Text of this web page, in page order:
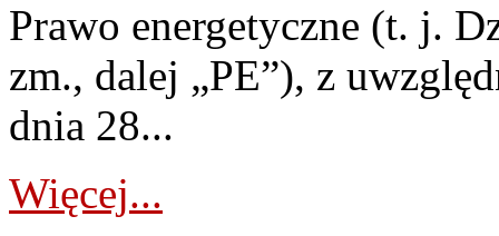
Prawo energetyczne (t. j.
zm., dalej „PE”), z
dnia 28...
Więcej...